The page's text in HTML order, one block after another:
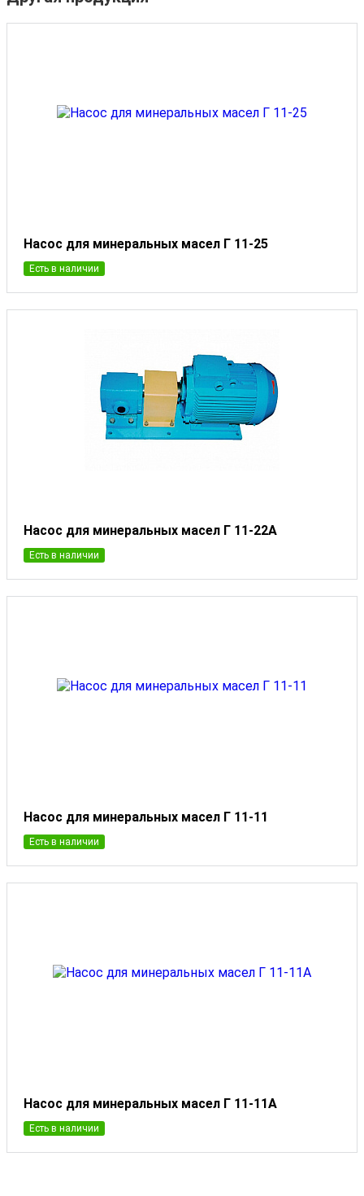
Насос для минеральных масел Г 11-25
Есть в наличии
Насос для минеральных масел Г 11-22А
Есть в наличии
Насос для минеральных масел Г 11-11
Есть в наличии
Насос для минеральных масел Г 11-11А
Есть в наличии